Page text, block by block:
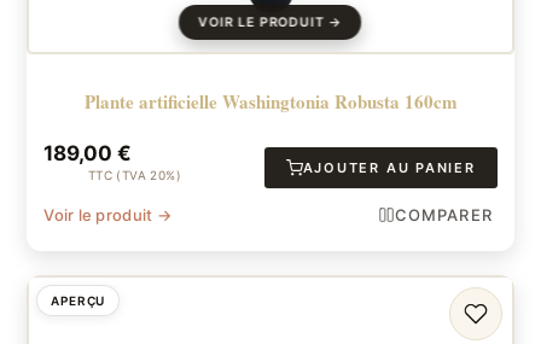
Plante artificielle Washingtonia Robusta 160cm
189,00€
TTC (TVA 20%) AJOUTER AU PANIER
Voir le produit → COMPARER
APERÇU